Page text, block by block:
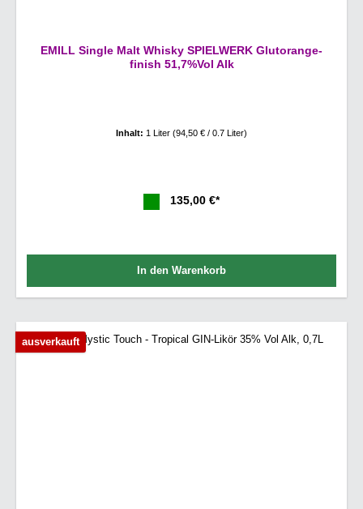
EMILL Single Malt Whisky SPIELWERK Glutorange-
finish 51,7%Vol Alk
Inhalt: 1 Liter (94,50 € / 0.7 Liter)
135,00 €*
In den Warenkorb
ausverkauft